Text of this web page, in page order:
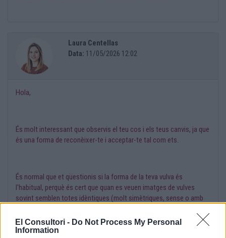
El Consultori - Do Not Process My Personal
Information
Laura Centellas
Data: 11/05/2026 12:02
Hola,
És molt interessant que observis el teu cos i els teus canvis, ja que
és una forma de reconèixer-te i acceptar-te tal com ets.
És normal que et qüestionis si la forma de la teva vulva és
l'habitual, perquè és cert que quan es veuen imatges de vulves
sovint semblen totes idèntiques (molt simètriques, sense o amb
les vulves tenen formes diferents, poden ser asimètriques, amb els
llavis menors més grans que els exteriors i, amb l’edat, poden